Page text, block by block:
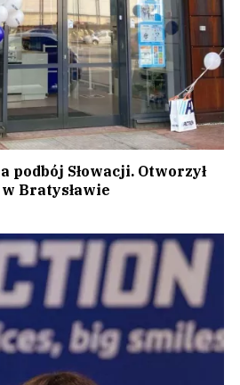
podbój Słowacji. Otworzył
Bratysławie